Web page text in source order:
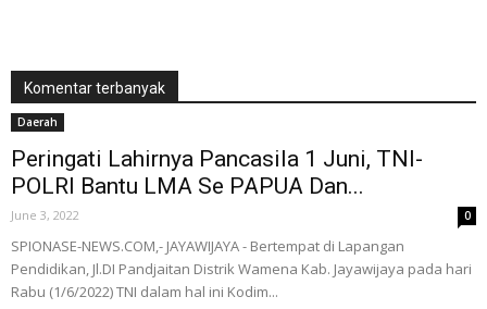
Komentar terbanyak
Daerah
Peringati Lahirnya Pancasila 1 Juni, TNI-
POLRI Bantu LMA Se PAPUA Dan...
June 3, 2022 0
SPIONASE-NEWS.COM,- JAYAWIJAYA - Bertempat di Lapangan
Pendidikan, Jl.DI Pandjaitan Distrik Wamena Kab. Jayawijaya pada hari
Rabu (1/6/2022) TNI dalam hal ini Kodim...